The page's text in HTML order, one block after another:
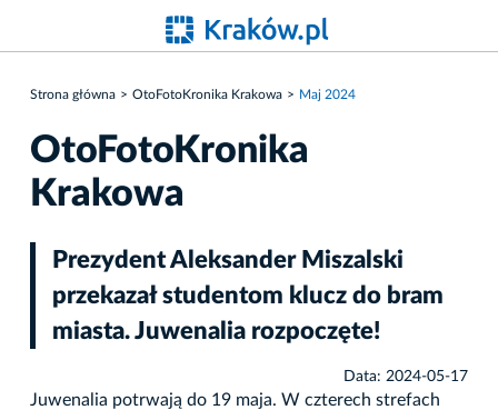
Strona główna OtoFotoKronika Krakowa Maj 2024
OtoFotoKronika
Krakowa
Prezydent Aleksander Miszalski
przekazał studentom klucz do bram
miasta. Juwenalia rozpoczęte!
Data: 2024-05-17
Juwenalia potrwają do 19 maja. W czterech strefach